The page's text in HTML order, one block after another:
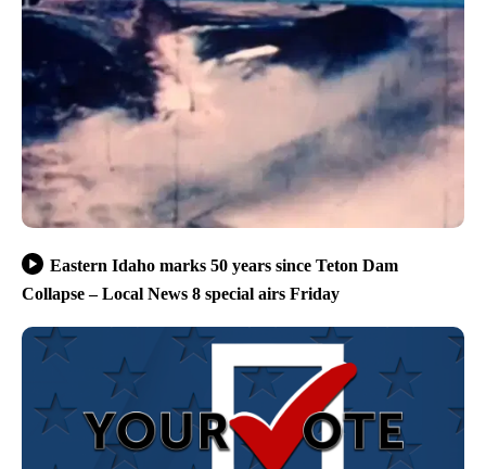
Eastern Idaho marks 50 years since Teton Dam
Collapse – Local News 8 special airs Friday